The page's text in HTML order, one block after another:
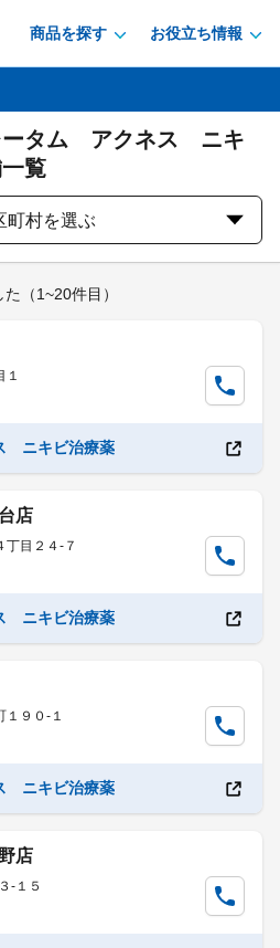
商品を探す お役立ち情報
ータム アクネス ニキ
覧
町村を選ぶ
た （1~20件目）
１
ニキビ治療薬
店
丁目２４-７
ニキビ治療薬
１９０-１
ニキビ治療薬
店
-１５